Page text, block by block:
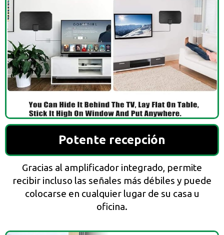
Potente recepción
Gracias al amplificador integrado, permite
recibir incluso las señales más débiles y puede
colocarse en cualquier lugar de su casa u
oficina.